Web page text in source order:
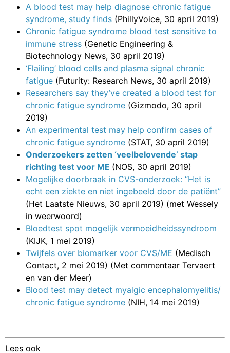
A blood test may help diagnose chronic fatigue
syndrome, study finds (PhillyVoice, 30 april 2019)
Chronic fatigue syndrome blood test sensitive to
immune stress (Genetic Engineering &
Biotechnology News, 30 april 2019)
‘Flailing’ blood cells and plasma signal chronic
fatigue (Futurity: Research News, 30 april 2019)
Researchers say they’ve created a blood test for
chronic fatigue syndrome (Gizmodo, 30 april
2019)
An experimental test may help confirm cases of
chronic fatigue syndrome (STAT, 30 april 2019)
Onderzoekers zetten ‘veelbelovende’ stap
richting test voor ME (NOS, 30 april 2019)
Mogelijke doorbraak in CVS-onderzoek: “Het is
echt een ziekte en niet ingebeeld door de patiënt”
(Het Laatste Nieuws, 30 april 2019) (met Wessely
in weerwoord)
Bloedtest spot mogelijk vermoeidheidssyndroom
(KIJK, 1 mei 2019)
Twijfels over biomarker voor CVS/ME (Medisch
Contact, 2 mei 2019) (Met commentaar Tervaert
en van der Meer)
Blood test may detect myalgic encephalomyelitis/
chronic fatigue syndrome (NIH, 14 mei 2019)
Lees ook